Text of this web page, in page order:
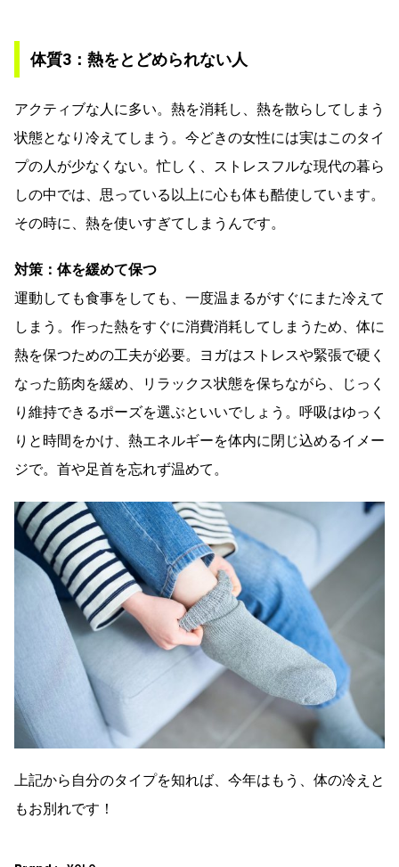
体質3：熱をとどめられない人
アクティブな人に多い。熱を消耗し、熱を散らしてしまう
状態となり冷えてしまう。今どきの女性には実はこのタイ
プの人が少なくない。忙しく、ストレスフルな現代の暮ら
しの中では、思っている以上に心も体も酷使しています。
その時に、熱を使いすぎてしまうんです。
対策：体を緩めて保つ
運動しても食事をしても、一度温まるがすぐにまた冷えて
しまう。作った熱をすぐに消費消耗してしまうため、体に
熱を保つための工夫が必要。ヨガはストレスや緊張で硬く
なった筋肉を緩め、リラックス状態を保ちながら、じっく
り維持できるポーズを選ぶといいでしょう。呼吸はゆっく
りと時間をかけ、熱エネルギーを体内に閉じ込めるイメー
ジで。首や足首を忘れず温めて。
上記から自分のタイプを知れば、今年はもう、体の冷えと
もお別れです！